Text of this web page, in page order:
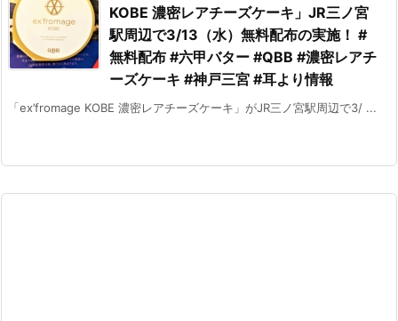
KOBE 濃密レアチーズケーキ」JR三ノ宮
駅周辺で3/13（水）無料配布の実施！ #
無料配布 #六甲バター #QBB #濃密レアチ
ーズケーキ #神戸三宮 #耳より情報
「ex’fromage KOBE 濃密レアチーズケーキ」がJR三ノ宮駅周辺で3/ ...